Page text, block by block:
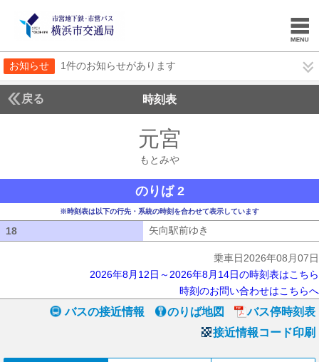
お知らせ 1件のお知らせがあります
戻る 時刻表
元宮
もとみや
のりば 2
※時刻表は以下の行先・系統の時刻を合わせて表示しています
18 矢向駅前ゆき
乗車日2026年08月07日
2026年8月12日～2026年8月14日の時刻表はこちら
時刻のお問い合わせはこちらへ
バスの接近情報 のりば地図
バス停時刻表
接近情報コード印刷